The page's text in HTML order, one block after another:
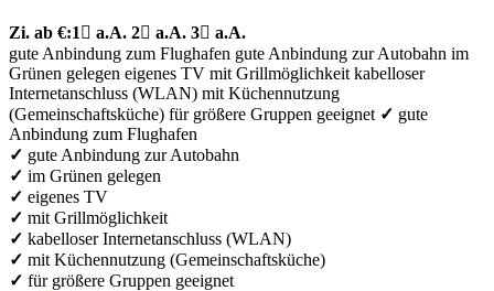
Zi. ab €:1  a.A. 2 a.A. 3 a.A.
gute Anbindung zum Flughafen gute Anbindung zur Autobahn im
Grünen gelegen eigenes TV mit Grillmöglichkeit kabelloser
Internetanschluss (WLAN) mit Küchennutzung
(Gemeinschaftsküche) für größere Gruppen geeignet ✓ gute
Anbindung zum Flughafen
✓ gute Anbindung zur Autobahn
✓ im Grünen gelegen
✓ eigenes TV
✓ mit Grillmöglichkeit
✓ kabelloser Internetanschluss (WLAN)
✓ mit Küchennutzung (Gemeinschaftsküche)
✓ für größere Gruppen geeignet